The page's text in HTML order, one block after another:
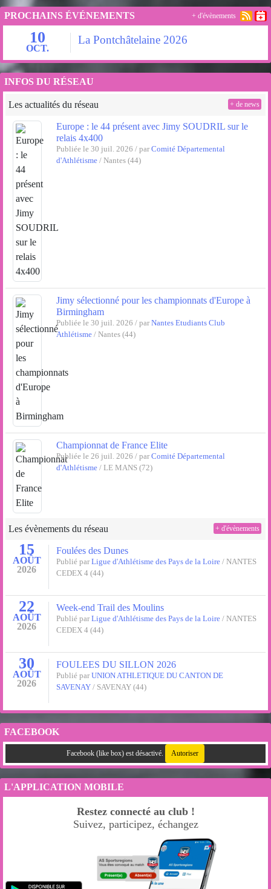
PROCHAINS ÉVÉNEMENTS
10
OCT.
La Pontchâtelaine 2026
+ d'évènements
INFOS DU RÉSEAU
Les actualités du réseau
Europe : le 44 présent avec Jimy SOUDRIL sur le
relais 4x400
Publiée le 30 juil. 2026 / par Comité Départemental
d'Athlétisme/ Nantes (44)
Jimy sélectionné pour les championnats d'Europe à
Birmingham
Publiée le 30 juil. 2026 / par Nantes Etudiants Club
Athlétisme/ Nantes (44)
Championnat de France Elite
Publiée le 26 juil. 2026 / par Comité Départemental
d'Athlétisme/ LE MANS (72)
+ de news
Les évènements du réseau
15
AOÛT
2026
Foulées des Dunes
Publié par Ligue d'Athlétisme des Pays de la Loire/ NANTES
CEDEX 4 (44)
22
AOÛT
2026
Week-end Trail des Moulins
Publié par Ligue d'Athlétisme des Pays de la Loire/ NANTES
CEDEX 4 (44)
30
AOÛT
2026
FOULEES DU SILLON 2026
Publié par UNION ATHLETIQUE DU CANTON DE
SAVENAY/ SAVENAY (44)
+ d'évènements
FACEBOOK
Facebook (like box) est désactivé. Autoriser
L'APPLICATION MOBILE
Restez connecté au club !
Suivez, participez, échangez